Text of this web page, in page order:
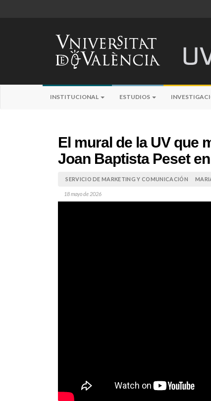
INSTITUCIONAL ESTUDIOS
El mural de la UV que
Joan Baptista Peset
SERVICIO DE MARKETING Y COMUNICACIÓN
18 mayo de 2026